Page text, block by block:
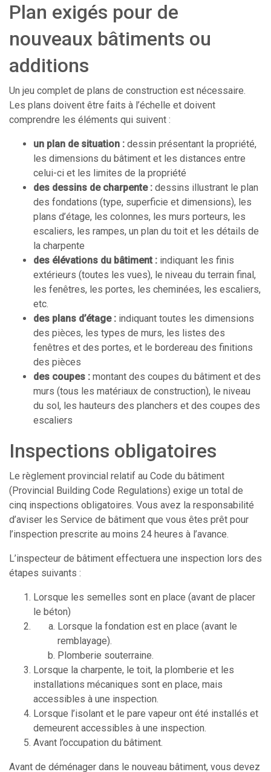
Plan exigés pour de
nouveaux bâtiments ou
additions
Un jeu complet de plans de construction est nécessaire.
Les plans doivent être faits à l’échelle et doivent
comprendre les éléments qui suivent :
un plan de situation : dessin présentant la propriété,
les dimensions du bâtiment et les distances entre
celui-ci et les limites de la propriété
des dessins de charpente : dessins illustrant le plan
des fondations (type, superficie et dimensions), les
plans d’étage, les colonnes, les murs porteurs, les
escaliers, les rampes, un plan du toit et les détails de
la charpente
des élévations du bâtiment : indiquant les finis
extérieurs (toutes les vues), le niveau du terrain final,
les fenêtres, les portes, les cheminées, les escaliers,
etc.
des plans d’étage : indiquant toutes les dimensions
des pièces, les types de murs, les listes des
fenêtres et des portes, et le bordereau des finitions
des pièces
des coupes : montant des coupes du bâtiment et des
murs (tous les matériaux de construction), le niveau
du sol, les hauteurs des planchers et des coupes des
escaliers
Inspections obligatoires
Le règlement provincial relatif au Code du bâtiment
(Provincial Building Code Regulations) exige un total de
cinq inspections obligatoires. Vous avez la responsabilité
d’aviser les Service de bâtiment que vous êtes prêt pour
l’inspection prescrite au moins 24 heures à l’avance.
L’inspecteur de bâtiment effectuera une inspection lors des
étapes suivants :
Lorsque les semelles sont en place (avant de placer
le béton)
Lorsque la fondation est en place (avant le
remblayage).
Plomberie souterraine.
Lorsque la charpente, le toit, la plomberie et les
installations mécaniques sont en place, mais
accessibles à une inspection.
Lorsque l’isolant et le pare vapeur ont été installés et
demeurent accessibles à une inspection.
Avant l’occupation du bâtiment.
Avant de déménager dans le nouveau bâtiment, vous devez